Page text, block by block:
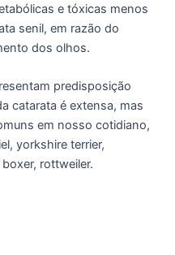
e tóxicas menos
senil, em razão do
dos olhos.
predisposição
catarata é extensa, mas
em nosso cotidiano,
yorkshire terrier,
rottweiler.